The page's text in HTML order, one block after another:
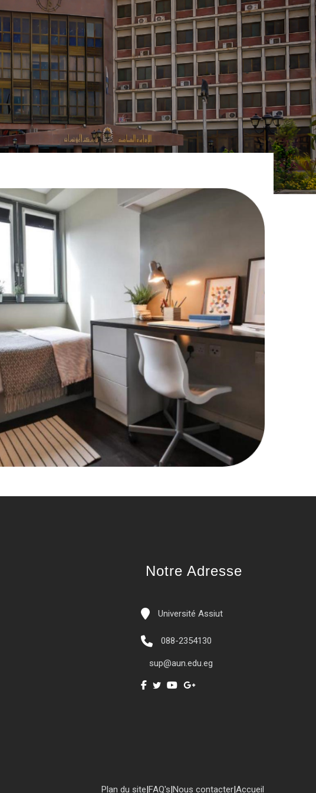
Notre Adresse
Université Assiut
088-2354130
sup@aun.edu.eg
Accueil
|
Nous contacter
|
FAQ's
|
Plan du site